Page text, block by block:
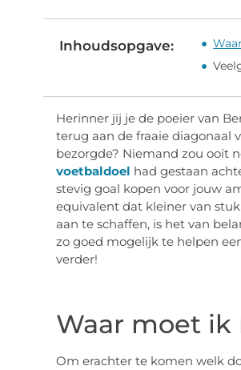
Inhoudsopgave:
Herinner jij je de poeier van
terug aan de fraaie diagonaal
bezorgde? Niemand zou ooit
voetbaldoel had gestaan
stevig goal kopen voor jouw
equivalent dat kleiner van
aan te schaffen, is het van
zo goed mogelijk te helpen
verder!
Waar moet
Om erachter te komen welk